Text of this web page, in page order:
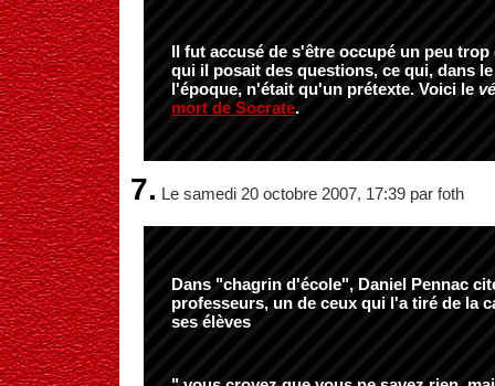
Il fut accusé de s'être occupé un peu trop
qui il posait des questions, ce qui, dans
l'époque, n'était qu'un prétexte. Voici le
mort de Socrate.
7. Le samedi 20 octobre 2007, 17:39 par foth
Dans "chagrin d'école", Daniel Pennac
professeurs, un de ceux qui l'a tiré de la
ses élèves